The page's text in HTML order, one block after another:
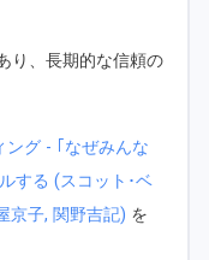
り、長期的な信頼の
ング - ｢なぜみんな
する (スコット･ベ
京子, 関野吉記) を